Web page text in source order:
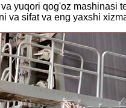
yuqori qog'oz mashinasi
va sifat va eng yaxshi